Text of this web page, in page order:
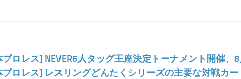
プロレス] NEVER6人タッグ王座決定トーナメント開催、
プロレス] レスリングどんたくシリーズの主要な対戦カ